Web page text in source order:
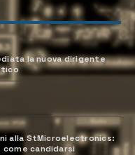
la nuova dirigente
alla StMicroelectronics:
candidarsi